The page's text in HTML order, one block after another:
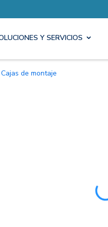
Y SERVICIOS
Cajas de montaje